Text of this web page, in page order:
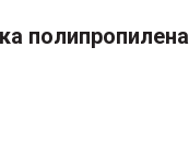
полипропилена